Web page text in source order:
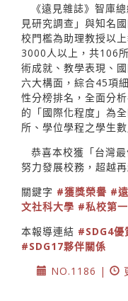
《遠見雜誌》智庫
見研究調查」與知名
校門檻為助理教授以
3000人以上，共106
術成就、教學表現、
六大構面，綜合45項
性分榜排名，全面分
的「國際化程度」為
所、學位學程之學生
恭喜本校獲「台灣
努力發展校務，超越
關鍵字 #獲獎榮譽 #
文社科大學 #私校第一
本報導連結 #SDG4優
#SDG17夥伴關係
NO.1186 |